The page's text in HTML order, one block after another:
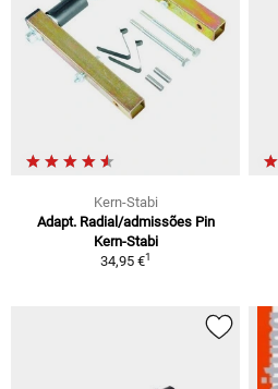
Kern-Stabi
Adapt. Radial/admissões Pin
Kern-Stabi
34,95 €1